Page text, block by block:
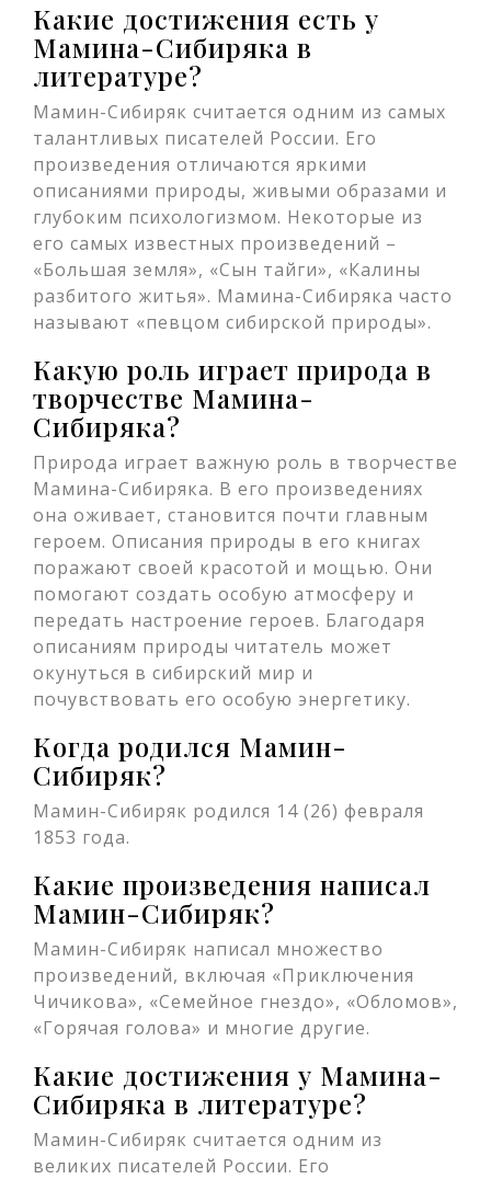
Какие достижения есть у
Мамина-Сибиряка в
литературе?
Мамин-Сибиряк считается одним из самых
талантливых писателей России. Его
произведения отличаются яркими
описаниями природы, живыми образами и
глубоким психологизмом. Некоторые из
его самых известных произведений –
«Большая земля», «Сын тайги», «Калины
разбитого житья». Мамина-Сибиряка часто
называют «певцом сибирской природы».
Какую роль играет природа в
творчестве Мамина-
Сибиряка?
Природа играет важную роль в творчестве
Мамина-Сибиряка. В его произведениях
она оживает, становится почти главным
героем. Описания природы в его книгах
поражают своей красотой и мощью. Они
помогают создать особую атмосферу и
передать настроение героев. Благодаря
описаниям природы читатель может
окунуться в сибирский мир и
почувствовать его особую энергетику.
Когда родился Мамин-
Сибиряк?
Мамин-Сибиряк родился 14 (26) февраля
1853 года.
Какие произведения написал
Мамин-Сибиряк?
Мамин-Сибиряк написал множество
произведений, включая «Приключения
Чичикова», «Семейное гнездо», «Обломов»,
«Горячая голова» и многие другие.
Какие достижения у Мамина-
Сибиряка в литературе?
Мамин-Сибиряк считается одним из
великих писателей России. Его